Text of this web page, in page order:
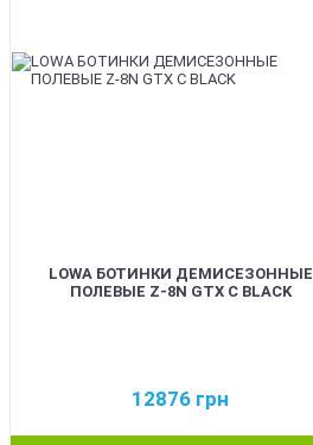
LOWA БОТИНКИ ДЕМИСЕЗОННЫЕ
ПОЛЕВЫЕ Z-8N GTX C BLACK
12876 грн